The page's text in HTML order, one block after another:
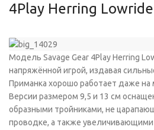
4Play Herring
Модель Savage Gear 4Play Herring
напряжённой игрой, издавая
Приманка хорошо работает даже
Версии размером 9,5 и 13 см
образными тройниками, не
проводке, а также увеличивающими